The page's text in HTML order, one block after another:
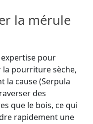
la mérule
pour
la pourriture sèche,
la cause (Serpula
des
que le bois, ce qui
rapidement une